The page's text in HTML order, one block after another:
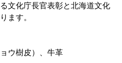
文化庁長官表彰と北海道文化
ます。
ウ樹皮）、牛革